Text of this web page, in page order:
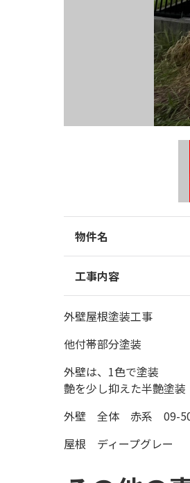
物件名
工事内容
外壁屋根塗装工事
他付帯部分塗装
外壁は、1色で塗装
艶を少し抑えた半艶塗装
外壁 全体 赤系 09-
屋根 ディープグレー